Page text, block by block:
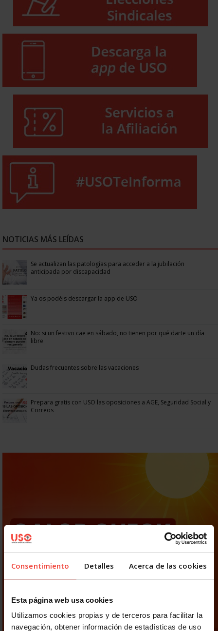
Consentimiento Detalles Acerca de las cookies
Esta página web usa cookies
Utilizamos cookies propias y de terceros para facilitar la
navegación, obtener información de estadísticas de uso
NOTICIAS MÁS LEÍDAS
Se actualizan las patologías para acceder a la jubilación
anticipada por discapacidad
Ya os podéis descargar la app de USO
No: si un festivo cae en sábado, no tienen por qué darte un día
libre
Dudas frecuentes sobre las vacaciones
Prepara gratis con USO las oposiciones a AGE, Seguridad Social y
Correos